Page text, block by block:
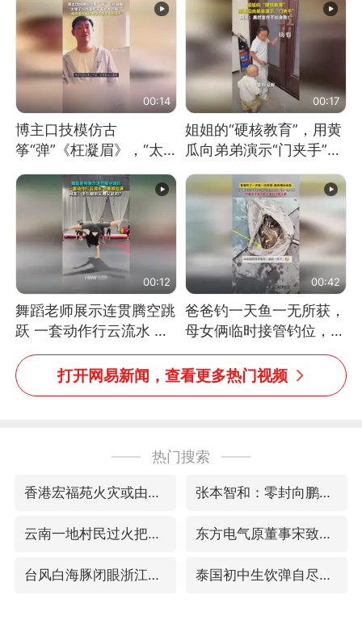
00:14
博主口技模仿古
筝“弹”《枉凝眉》，“太
像了～你是吃古筝长大的
吗？”“或将成为首位考级
不带古筝的选手。”（来
源：新华每日电讯）
00:17
姐姐的“硬核教育”，用黄
瓜向弟弟演示“门夹手”，
网友：果然言传不如身
教！
00:12
舞蹈老师展示连贯腾空跳
跃 一套动作行云流水 节
奏感拉满 网友：怎么做
到又舞又武的？
00:42
爸爸钓一天鱼一无所获，
母女俩临时接管钓位，用
玩具鱼竿钓上大鱼
打开网易新闻，查看更多热门视频
热门搜索
香港宏福苑火灾或由烟头引起 张本智和：零封向鹏不意外
云南一地村民过火把节意外灼伤16人 东方电气原董事宋致远被查
台风白海豚闭眼浙江上海处于危险半圆 泰国初中生饮弹自尽前开了26枪